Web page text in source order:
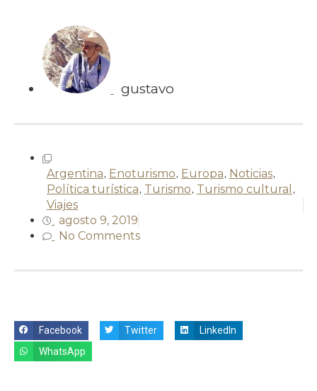
gustavo
Argentina, Enoturismo, Europa, Noticias,
Política turística, Turismo, Turismo cultural ,
Viajes
agosto 9, 2019
No Comments
Facebook Twitter
LinkedIn
WhatsApp